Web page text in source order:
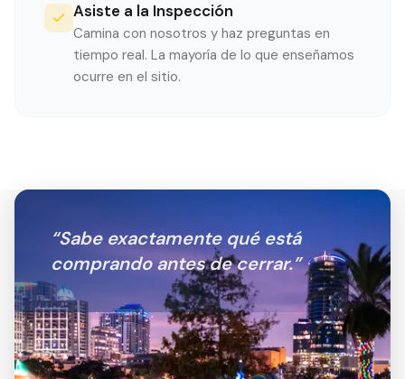
Asiste a la Inspección
Camina con nosotros y haz preguntas en
tiempo real. La mayoría de lo que enseñamos
ocurre en el sitio.
“Sabe exactamente qué está
comprando antes de cerrar.”